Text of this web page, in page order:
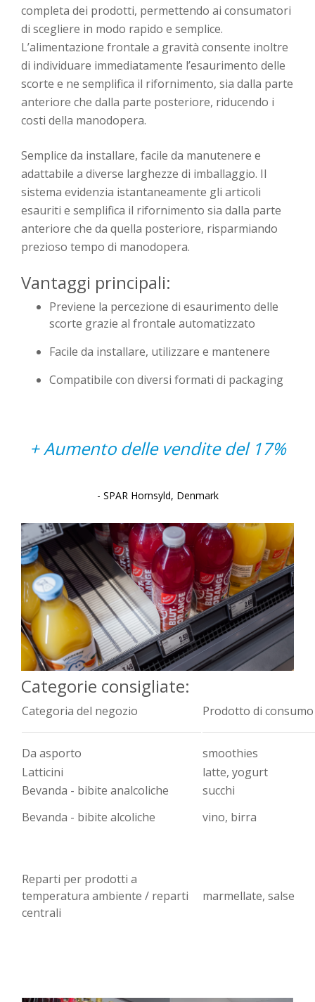
completa dei prodotti, permettendo ai consumatori
di scegliere in modo rapido e semplice.
L’alimentazione frontale a gravità consente inoltre
di individuare immediatamente l’esaurimento delle
scorte e ne semplifica il rifornimento, sia dalla parte
anteriore che dalla parte posteriore, riducendo i
costi della manodopera.
Semplice da installare, facile da manutenere e
adattabile a diverse larghezze di imballaggio. Il
sistema evidenzia istantaneamente gli articoli
esauriti e semplifica il rifornimento sia dalla parte
anteriore che da quella posteriore, risparmiando
prezioso tempo di manodopera.
Vantaggi principali:
Previene la percezione di esaurimento delle
scorte grazie al frontale automatizzato
Facile da installare, utilizzare e mantenere
Compatibile con diversi formati di packaging
+ Aumento delle vendite del 17%
- SPAR Hornsyld, Denmark
Categorie consigliate:
Categoria del negozio Prodotto di consumo
Da asporto
smoothies
Latticini
latte, yogurt
Bevanda - bibite analcoliche
succhi
Bevanda - bibite alcoliche
vino, birra
Reparti per prodotti a
temperatura ambiente / reparti
centrali
marmellate, salse